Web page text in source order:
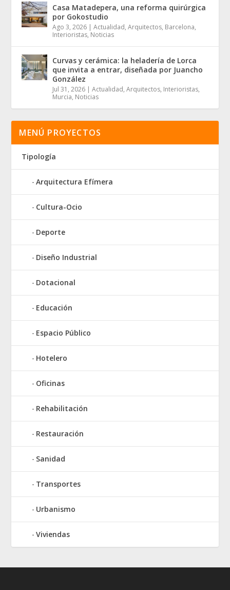
Casa Matadepera, una reforma quirúrgica
por Gokostudio
Ago 3, 2026 |Actualidad,Arquitectos, Barcelona,
Interioristas, Noticias
Curvas y cerámica: la heladería de Lorca
que invita a entrar, diseñada por Juancho
González
Jul 31, 2026 |Actualidad,Arquitectos, Interioristas,
Murcia, Noticias
MENÚ PROYECTOS
Tipología
Arquitectura Efímera
Cultura-Ocio
Deporte
Diseño Industrial
Dotacional
Educación
Espacio Público
Hotelero
Oficinas
Rehabilitación
Restauración
Sanidad
Transportes
Urbanismo
Viviendas